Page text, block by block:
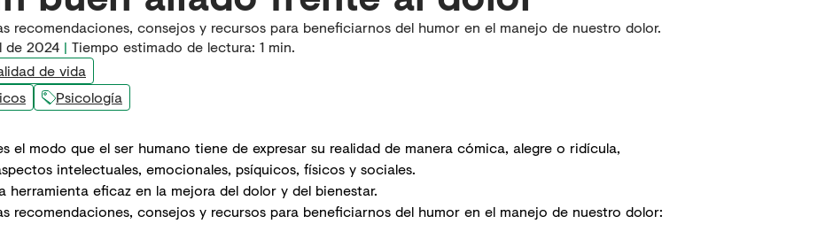
recomendaciones, consejos y recursos para beneficiarnos del humor en el manejo de nuestro dolor.
de 2024 | Tiempo estimado de lectura: 1 min.
de vida
Psicología
el modo que el ser humano tiene de expresar su realidad de manera cómica, alegre o ridícula,
intelectuales, emocionales, psíquicos, físicos y sociales.
herramienta eficaz en la mejora del dolor y del bienestar.
recomendaciones, consejos y recursos para beneficiarnos del humor en el manejo de nuestro dolor: